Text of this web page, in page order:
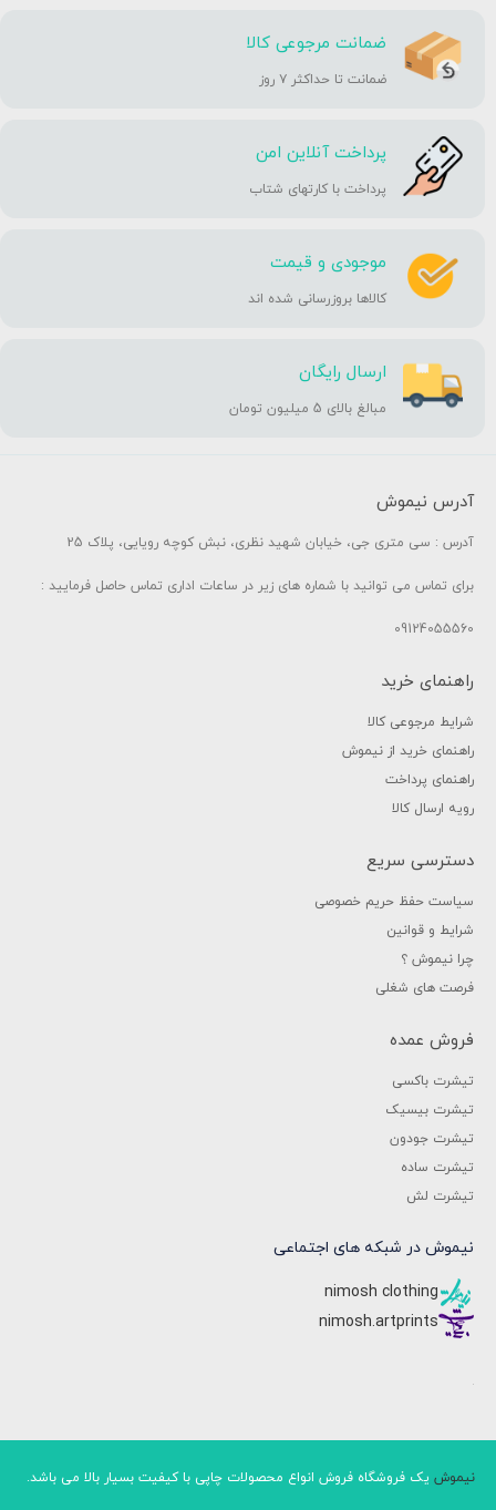
ضمانت مرجوعی کالا
ضمانت تا حداکثر ۷ روز
پرداخت آنلاین امن
پرداخت با کارتهای شتاب
موجودی و قیمت
کالاها بروزرسانی شده اند
ارسال رایگان
مبالغ بالای 5 میلیون تومان
آدرس نیموش
آدرس : سی متری جی، خیابان شهید نظری، نبش کوچه رویایی، پلاک 25
برای تماس می توانید با شماره های زیر در ساعات اداری تماس حاصل فرمایید :
09124055560
راهنمای خرید
شرایط مرجوعی کالا
راهنمای خرید از نیموش
راهنمای پرداخت
رویه ارسال کالا
دسترسی سریع
سیاست حفظ حریم خصوصی
شرایط و قوانین
چرا نیموش ؟
فرصت های شغلی
فروش عمده
تیشرت باکسی
تیشرت بیسیک
تیشرت جودون
تیشرت ساده
تیشرت لش
نیموش در شبکه های اجتماعی
nimosh clothing
nimosh.artprints
نیموشیک فروشگاه فروش انواع محصولات چاپی با کیفیت بسیار بالا می باشد.